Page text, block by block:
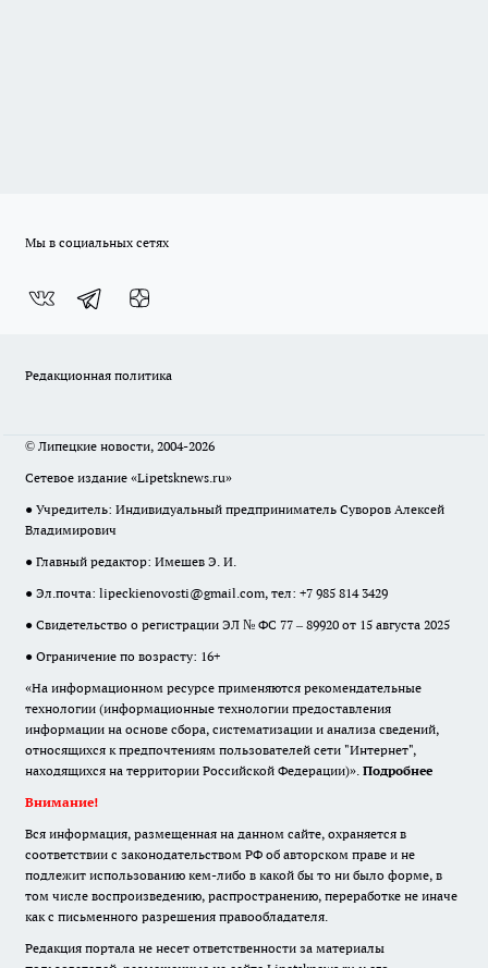
Мы в социальных сетях
Редакционная политика
© Липецкие новости, 2004-2026
Сетевое издание «Lipetsknews.ru»
● Учредитель: Индивидуальный предприниматель Суворов Алексей
Владимирович
● Главный редактор: Имешев Э. И.
● Эл.почта: lipeckienovosti@gmail.com, тел: +7 985 814 3429
● Свидетельство о регистрации ЭЛ № ФС 77 – 89920 от 15 августа 2025
● Ограничение по возрасту: 16+
«На информационном ресурсе применяются рекомендательные
технологии (информационные технологии предоставления
информации на основе сбора, систематизации и анализа сведений,
относящихся к предпочтениям пользователей сети "Интернет",
находящихся на территории Российской Федерации)». Подробнее
Внимание!
Вся информация, размещенная на данном сайте, охраняется в
соответствии с законодательством РФ об авторском праве и не
подлежит использованию кем-либо в какой бы то ни было форме, в
том числе воспроизведению, распространению, переработке не иначе
как с письменного разрешения правообладателя.
Редакция портала не несет ответственности за материалы